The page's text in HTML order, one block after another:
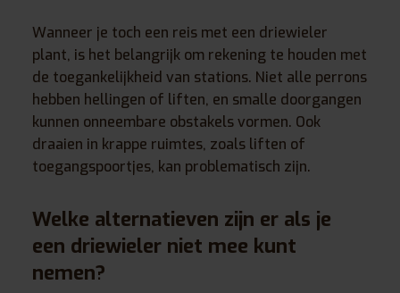
Wanneer je toch een reis met een driewieler
plant, is het belangrijk om rekening te houden met
de toegankelijkheid van stations. Niet alle perrons
hebben hellingen of liften, en smalle doorgangen
kunnen onneembare obstakels vormen. Ook
draaien in krappe ruimtes, zoals liften of
toegangspoortjes, kan problematisch zijn.
Welke alternatieven zijn er als je
een driewieler niet mee kunt
nemen?